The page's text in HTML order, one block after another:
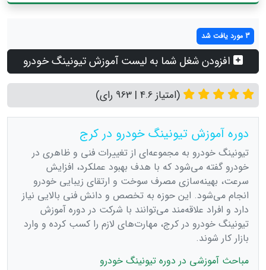
3 مورد یافت شد
افزودن شغل شما به لیست آموزش تیونینگ خودرو
(امتیاز 4.6 | 963 رای)
دوره آموزش تیونینگ خودرو در کرج
تیونینگ خودرو به مجموعه‌ای از تغییرات فنی و ظاهری در
خودرو گفته می‌شود که با هدف بهبود عملکرد، افزایش
سرعت، بهینه‌سازی مصرف سوخت و ارتقای زیبایی خودرو
انجام می‌شود. این حوزه به تخصص و دانش فنی بالایی نیاز
دارد و افراد علاقه‌مند می‌توانند با شرکت در دوره آموزش
تیونینگ خودرو در کرج، مهارت‌های لازم را کسب کرده و وارد
بازار کار شوند.
مباحث آموزشی در دوره تیونینگ خودرو